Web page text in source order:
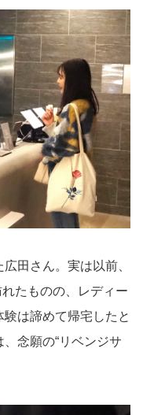
田さん。実は以前、
たものの、レディー
は諦めて帰宅したと
念願の“リベンジサ